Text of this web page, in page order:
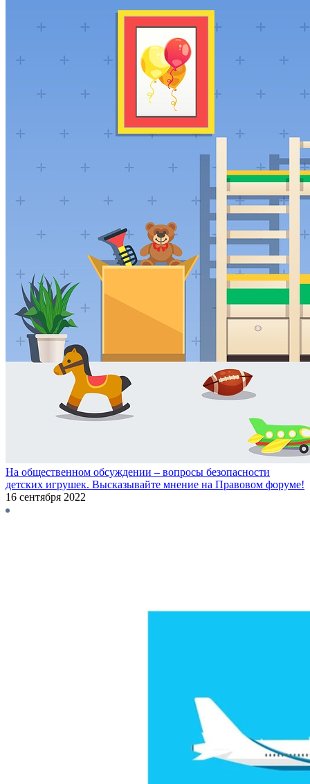
На общественном обсуждении – вопросы безопасности
детских игрушек. Высказывайте мнение на Правовом форуме!
16 сентября 2022